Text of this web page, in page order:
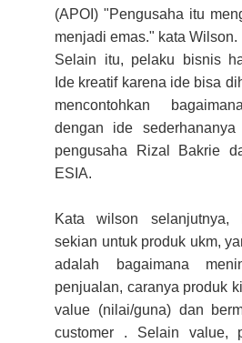
(APOI) "Pengusaha itu
menjadi emas." kata Wilson.
Selain itu, pelaku bisnis
Ide kreatif karena ide bisa
mencontohkan
dengan ide
pengusaha Rizal Bakrie
ESIA.
Kata wilson selanjutnya,
sekian untuk produk ukm,
adalah bagaimana
penjualan, caranya produk
value (nilai/guna) dan
customer . Selain value,